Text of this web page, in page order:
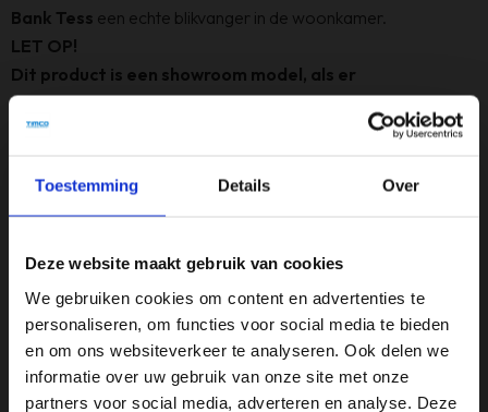
Toestemming Details Over
Deze website maakt gebruik van cookies
We gebruiken cookies om content en advertenties te
personaliseren, om functies voor social media te bieden
en om ons websiteverkeer te analyseren. Ook delen we
informatie over uw gebruik van onze site met onze
partners voor social media, adverteren en analyse. Deze
Bank Tess een echte blikvanger in de woonkamer.
LET OP!
Dit product is een showroom model, als er
gebruikssporen zijn zie je dit op de foto's, als er geen
foto's zijn dan is dit product zo goed als nieuw en zonder
B 290 x D 202 x H 85 cm
Armleuninghoogte
61 cm